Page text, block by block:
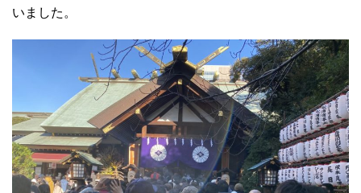
いました。